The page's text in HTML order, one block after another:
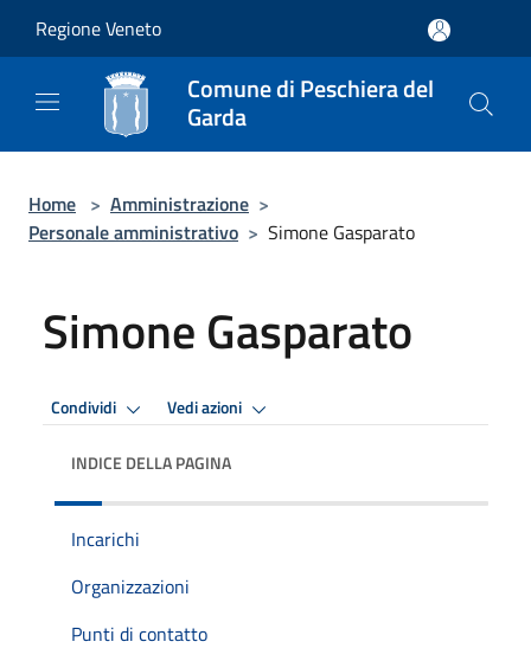
Regione Veneto
Comune di Peschiera del
Garda
Home > Amministrazione >
Personale amministrativo > Simone Gasparato
Simone Gasparato
Condividi Vedi azioni
INDICE DELLA PAGINA
Incarichi
Organizzazioni
Punti di contatto